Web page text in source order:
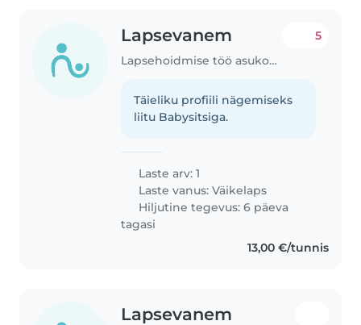
Lapsevanem
Lapsehoidmise töö asukohas Tallinn
5
Täieliku profiili nägemiseks
liitu Babysitsiga.
Laste arv: 1
Laste vanus:Väikelaps
Hiljutine tegevus: 6 päeva
tagasi
13,00 €/tunnis
Lapsevanem